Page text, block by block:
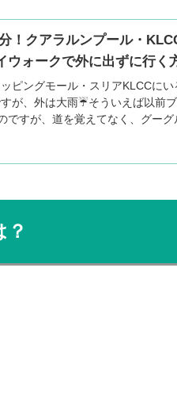
！クアラルンプール・
ォークで外に出ずに行く
ピングモール・スリアKLCCにい
が、外は大雨☔そういえば以前
すが、道を覚えてなく、グーグ